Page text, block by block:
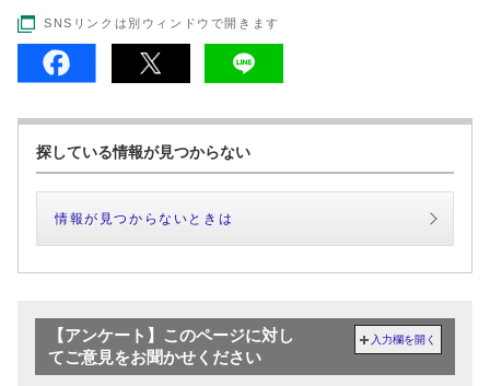
SNSリンクは別ウィンドウで開きます
探している情報が見つからない
情報が見つからないときは
【アンケート】このページに対し
てご意見をお聞かせください
入力欄を開く